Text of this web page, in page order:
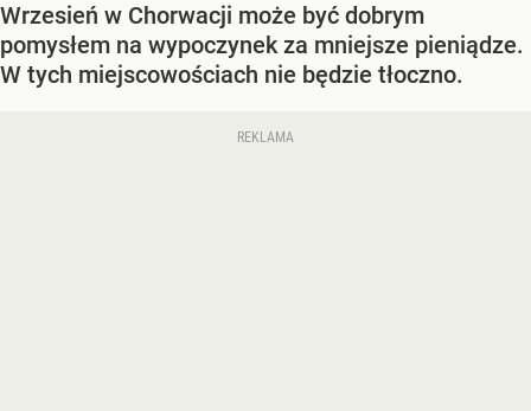
Wrzesień w Chorwacji może być dobrym
pomysłem na wypoczynek za mniejsze pieniądze.
W tych miejscowościach nie będzie tłoczno.